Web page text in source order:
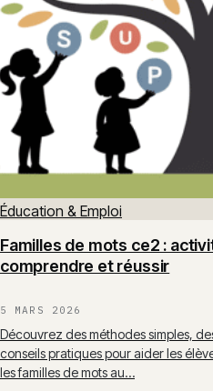
Éducation & Emploi
Familles de mots ce2 :
comprendre et réussir
5 MARS 2026
Découvrez des méthodes simples,
conseils pratiques pour aider les
les familles de mots au…